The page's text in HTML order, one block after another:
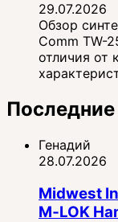
29.07.2026
Обзор
Comm TW-
отличия от
Генадий
28.07.2026
Midwest
M‑LOK